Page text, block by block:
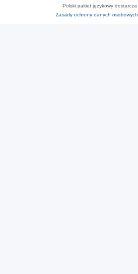
Polski pakiet językowy dostarcza
Zasady ochrony danych osobowych